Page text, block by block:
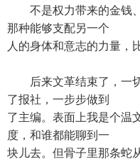
不是权力带来的金钱、
那种能够支配另一个
人的身体和意志的力量，
后来文革结束了，一切
了报社，一步步做到
了主编。表面上我是个温
度，和谁都能聊到一
块儿去。但骨子里那条蛇